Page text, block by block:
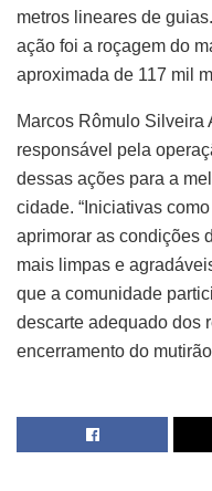
metros lineares de
ação foi a roçagem do
aproximada de 117 mil
Marcos Rômulo Silveira
responsável pela
dessas ações para a
cidade. “Iniciativas
aprimorar as condições
mais limpas e
que a comunidade
descarte adequado dos
encerramento do